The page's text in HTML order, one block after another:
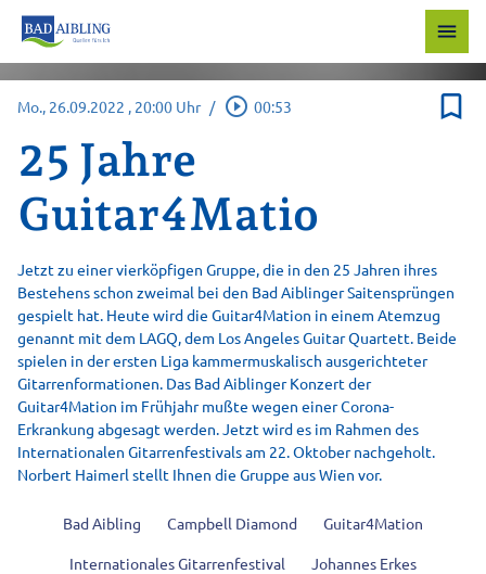
menu
Mo., 26.09.2022 , 20:00 Uhr / play_circle_outline 00:53 bookmark_border
25 Jahre
Guitar4Matio
Jetzt zu einer vierköpfigen Gruppe, die in den 25 Jahren ihres
Bestehens schon zweimal bei den Bad Aiblinger Saitensprüngen
gespielt hat. Heute wird die Guitar4Mation in einem Atemzug
genannt mit dem LAGQ, dem Los Angeles Guitar Quartett. Beide
spielen in der ersten Liga kammermuskalisch ausgerichteter
Gitarrenformationen. Das Bad Aiblinger Konzert der
Guitar4Mation im Frühjahr mußte wegen einer Corona-
Erkrankung abgesagt werden. Jetzt wird es im Rahmen des
Internationalen Gitarrenfestivals am 22. Oktober nachgeholt.
Norbert Haimerl stellt Ihnen die Gruppe aus Wien vor.
Bad Aibling Campbell Diamond Guitar4Mation
Internationales Gitarrenfestival Johannes Erkes